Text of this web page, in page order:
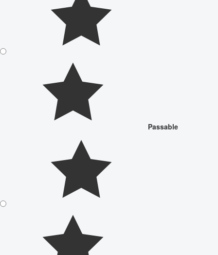
Passable